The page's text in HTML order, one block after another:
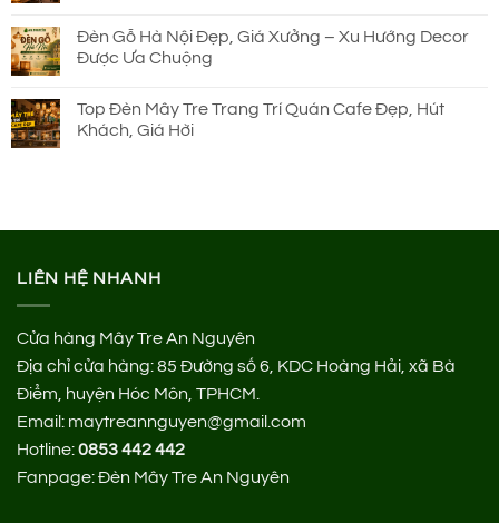
Đèn Gỗ Hà Nội Đẹp, Giá Xưởng – Xu Hướng Decor
Được Ưa Chuộng
Top Đèn Mây Tre Trang Trí Quán Cafe Đẹp, Hút
Khách, Giá Hời
LIÊN HỆ NHANH
Cửa hàng Mây Tre An Nguyên
Địa chỉ cửa hàng:85 Đường số 6, KDC Hoàng Hải, xã Bà
Điểm, huyện Hóc Môn, TPHCM.
Email: maytreannguyen@gmail.com
Hotline:0853 442 442
Fanpage:Đèn Mây Tre An Nguyên